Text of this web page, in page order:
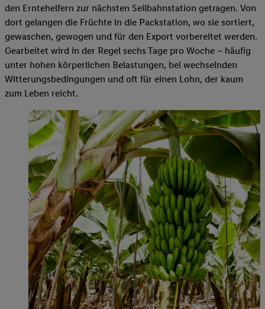
den Erntehelfern zur nächsten Seilbahnstation getragen. Von
dort gelangen die Früchte in die Packstation, wo sie sortiert,
gewaschen, gewogen und für den Export vorbereitet werden.
Gearbeitet wird in der Regel sechs Tage pro Woche – häufig
unter hohen körperlichen Belastungen, bei wechselnden
Witterungsbedingungen und oft für einen Lohn, der kaum
zum Leben reicht.